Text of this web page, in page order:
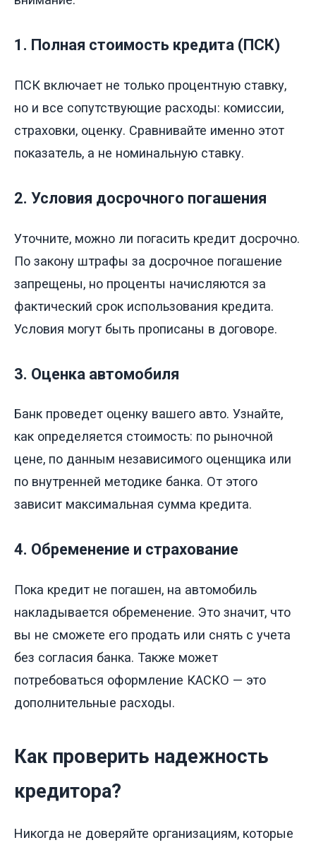
1. Полная стоимость кредита (ПСК)
ПСК включает не только процентную ставку,
но и все сопутствующие расходы: комиссии,
страховки, оценку. Сравнивайте именно этот
показатель, а не номинальную ставку.
2. Условия досрочного погашения
Уточните, можно ли погасить кредит досрочно.
По закону штрафы за досрочное погашение
запрещены, но проценты начисляются за
фактический срок использования кредита.
Условия могут быть прописаны в договоре.
3. Оценка автомобиля
Банк проведет оценку вашего авто. Узнайте,
как определяется стоимость: по рыночной
цене, по данным независимого оценщика или
по внутренней методике банка. От этого
зависит максимальная сумма кредита.
4. Обременение и страхование
Пока кредит не погашен, на автомобиль
накладывается обременение. Это значит, что
вы не сможете его продать или снять с учета
без согласия банка. Также может
потребоваться оформление КАСКО — это
дополнительные расходы.
Как проверить надежность
кредитора?
Никогда не доверяйте организациям, которые